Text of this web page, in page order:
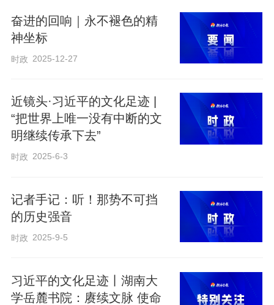
更让他刻骨铭心的是亲人的牺牲。母亲、
婶婶、堂姐等7位亲人，在圪坨惨案中被日
放战争时期，部队急需医务人员，组织选
派刘世钺到北方大学医学院学习。1948年
太原战役打响，他作为实习医生在炮火中
土，好几次把我埋住”。目睹战友被打飞下
巴，他快速包扎后抬起担架飞奔——这份
对救死扶伤的执着，让他在战后夜以继日
任替他们为党和人民多做些事。”刘世钺
说。
奋进的回响｜永不褪色的精
神坐标
时政 2025-12-27
近镜头·习近平的文化足迹 |
“把世界上唯一没有中断的文
明继续传承下去”
时政 2025-6-3
记者手记：听！那势不可挡
的历史强音
时政 2025-9-5
习近平的文化足迹丨湖南大
学岳麓书院：赓续文脉 使命